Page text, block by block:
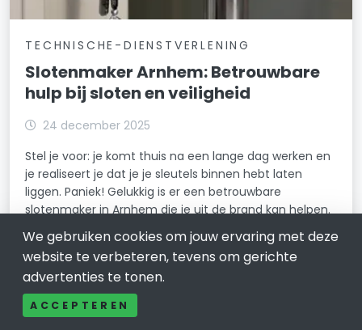
TECHNISCHE-DIENSTVERLENING
Slotenmaker Arnhem: Betrouwbare
hulp bij sloten en veiligheid
24 december 2025
Stel je voor: je komt thuis na een lange dag werken en
je realiseert je dat je je sleutels binnen hebt laten
liggen. Paniek! Gelukkig is er een betrouwbare
slotenmaker in Arnhem die je uit de brand kan helpen.
LEES VERDER
We gebruiken cookies om jouw ervaring met deze
website te verbeteren, tevens om gerichte
advertenties te tonen.
ACCEPTEREN